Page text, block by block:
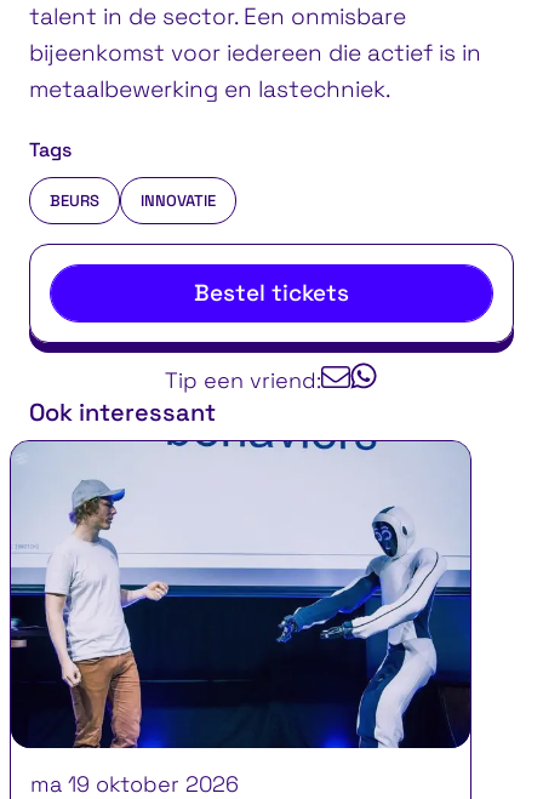
talent in de sector. Een onmisbare
bijeenkomst voor iedereen die actief is in
metaalbewerking en lastechniek.
Tags
BEURS INNOVATIE
Bestel tickets
Tip een vriend:
Ook interessant
ma 19 oktober 2026